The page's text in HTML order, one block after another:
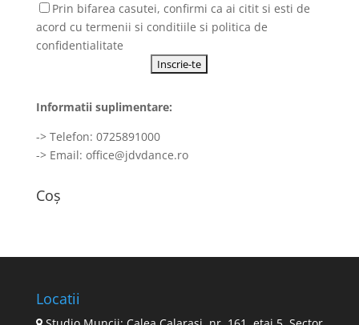
Prin bifarea casutei, confirmi ca ai citit si esti de
acord cu termenii si conditiile si politica de
confidentialitate
Informatii suplimentare:
-> Telefon: 0725891000
-> Email: office@jdvdance.ro
Coș
Locatii